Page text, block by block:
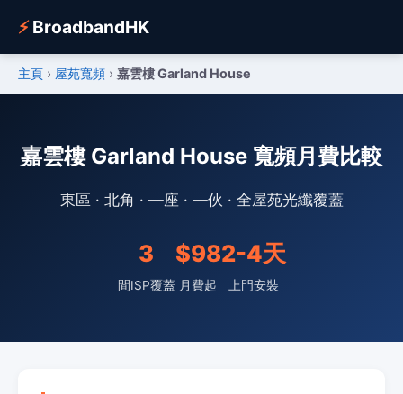
⚡BroadbandHK
主頁 › 屋苑寬頻 › 嘉雲樓 Garland House
嘉雲樓 Garland House 寬頻月費比較
東區 · 北角 · —座 · —伙 · 全屋苑光纖覆蓋
3
間ISP覆蓋
$98
月費起
2-4天
上門安裝